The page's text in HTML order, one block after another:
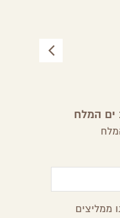
ים המלח
ממליצים